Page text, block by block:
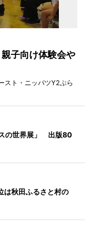
子向け体験会や
スト・ニッパツY2ぷら
の世界展」 出版80
は秋田ふるさと村の